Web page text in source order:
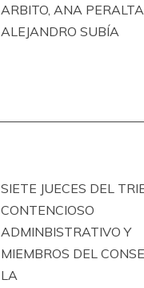
ARBITO, ANA
ALEJANDRO SUBÍA
SIETE JUECES DEL
CONTENCIOSO
ADMINBISTRATIVO Y
MIEMBROS DEL
LA